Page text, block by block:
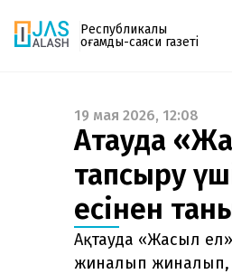
Республикалық
қоғамдық-саяси газеті
Газетке жазылу
PDF форматтағы газетті ай
поштаңызға алып отырыңыз.
шыққан сәтте сізге бірден
енгізіңіз, біз қалғанын өзіміз
19 мая 2026, 12:08
Ақтауда
тапсыру
есінен
Ақтауда «Жасыл
жиналып жиналып,